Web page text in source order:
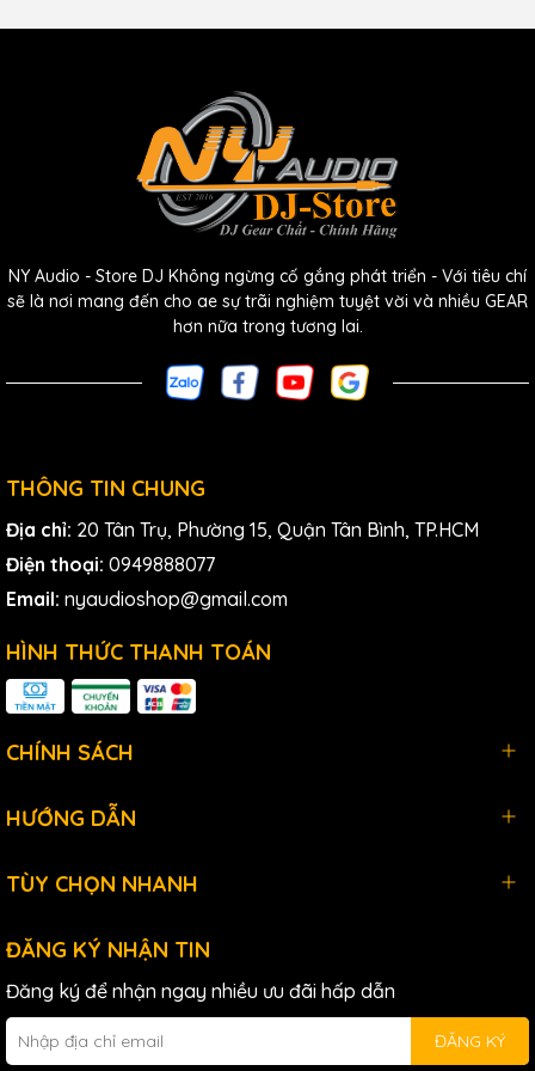
Công Nghệ True Digital Diversity
Công nghệ True Digital Diversitygiúp Shure
ULXD2/B87A tự
động chuyển đổi giữa các tín hiệu mạnh nhất từ hai ăng-
ten, đảm bảo tín hiệu không bị gián đoạn. Điều này giảm
thiểu hiện tượng nhiễu sóng và mất tín hiệu, mang lại trải
3. Thiết Kế Chuyên Nghiệp và
Vật Liệu Chất Lượng Cao
ShureULXD2/B87A được làm từ vật liệu chất lượng cao,
mang lại độ bền và độ tin cậy cao. Vỏ ngoài bằng kim loại
chắc chắn giúp bảo vệ
NY Audio - Store DJ Không ngừng cố gắng phát triển - Với tiêu chí
sẽ là nơi mang đến cho ae sự trãi nghiệm tuyệt vời và nhiều GEAR
hơn nữa trong tương lai.
THÔNG TIN CHUNG
Địa chỉ: 20 Tân Trụ, Phường 15, Quận Tân Bình, TP.HCM
Điện thoại: 0949888077
Email: nyaudioshop@gmail.com
HÌNH THỨC THANH TOÁN
CHÍNH SÁCH
HƯỚNG DẪN
TÙY CHỌN NHANH
ĐĂNG KÝ NHẬN TIN
Đăng ký để nhận ngay nhiều ưu đãi hấp dẫn
ĐĂNG KÝ